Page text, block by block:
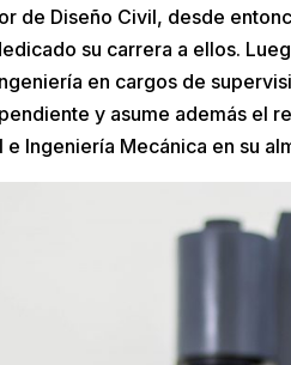
de Diseño Civil, desde
su carrera a ellos.
en cargos de
y asume además el
e Ingeniería Mecánica en su